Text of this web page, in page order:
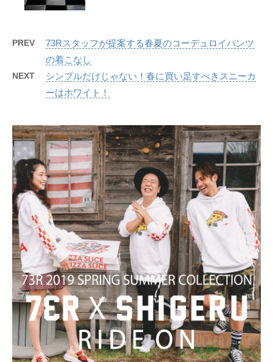
PREV
73Rスタッフが提案する春夏のコーデュロイパンツ
の着こなし
NEXT
シンプルだけじゃない！春に買い足すべきスニーカ
ーはホワイト！